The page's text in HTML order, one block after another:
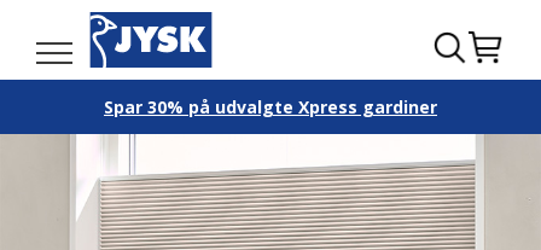
Spar 30% på udvalgte Xpress gardiner